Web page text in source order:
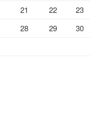
21 22
23
28 29
30